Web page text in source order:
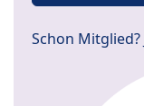
Schon Mitglied?